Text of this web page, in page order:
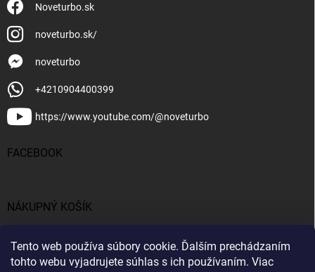
Tento web používa súbory cookie. Ďalším prechádzaním
tohto webu vyjadrujete súhlas s ich používaním. Viac
Noveturbo.sk
noveturbo.sk/
noveturbo
+4210904400399
https://www.youtube.com/@noveturbo
FACEBOOK
NÁKUPNÝ KOŠÍK
€0